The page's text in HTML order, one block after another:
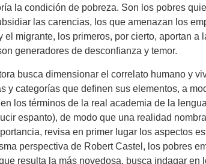
la condición de pobreza. Son los pobres
las carencias, los que amenazan los
migrante, los primeros, por cierto, aportan
generadores de desconfianza y temor.
busca dimensionar el correlato humano y
y categorías que definen sus elementos, a
los términos de la real academia de la
espanto), de modo que una realidad
revisa en primer lugar los aspectos
perspectiva de Robert Castel, los pobres
resulta la más novedosa, busca indagar